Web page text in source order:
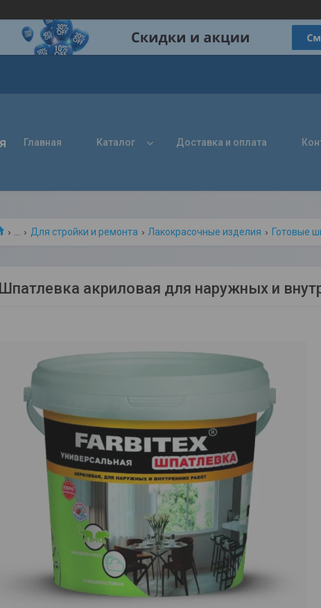
Главная Каталог Доставка и оплата
Для стройки и ремонта Лакокрасочные изделия Готовые
Шпатлевка акриловая для наружных и